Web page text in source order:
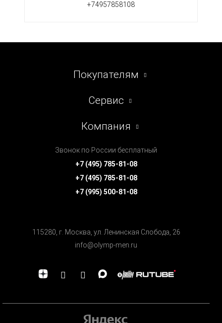
+74957858108
Покупателям
Сервис
Компания
Звонок по России бесплатный
+7 (495) 785-81-08
+7 (495) 785-81-08
+7 (995) 500-81-08
115280, г. Москва, ул. Ленинская Cлобода, 26
info@olymp-men.ru